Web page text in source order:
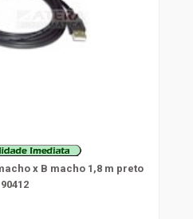
x B macho 1,8 m preto
90412